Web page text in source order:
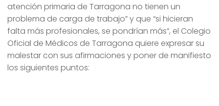
atención primaria de Tarragona no tienen un
problema de carga de trabajo” y que “si hicieran
falta más profesionales, se pondrían más”, el Colegio
Oficial de Médicos de Tarragona quiere expresar su
malestar con sus afirmaciones y poner de manifiesto
los siguientes puntos: